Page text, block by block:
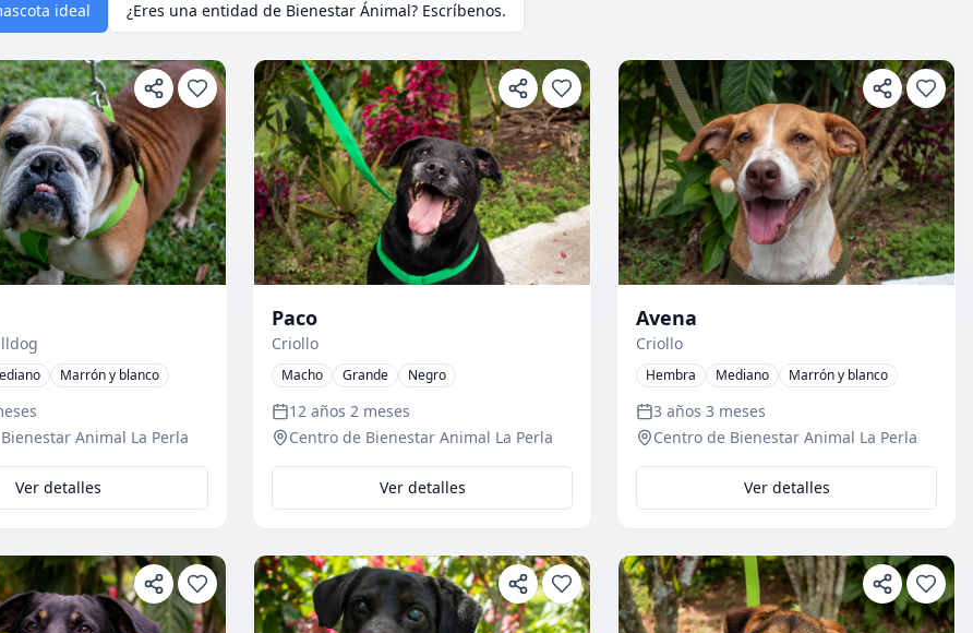
ideal ¿Eres una entidad de Bienestar Ánimal? Escríbenos.
Marrón y blanco
Animal La Perla
Ver detalles
Paco
Criollo
Macho Grande Negro
12 años 2 meses
Centro de Bienestar Animal La Perla
Ver detalles
Avena
Criollo
Hembra Mediano Marrón y blanco
3 años 3 meses
Centro de Bienestar Animal La Perla
Ver detalles